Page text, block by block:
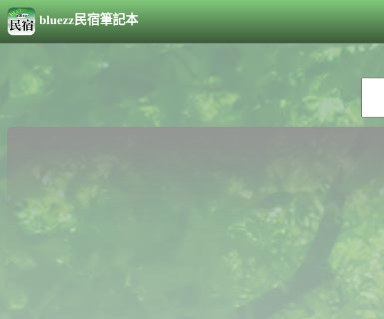
bluezz民宿筆記本